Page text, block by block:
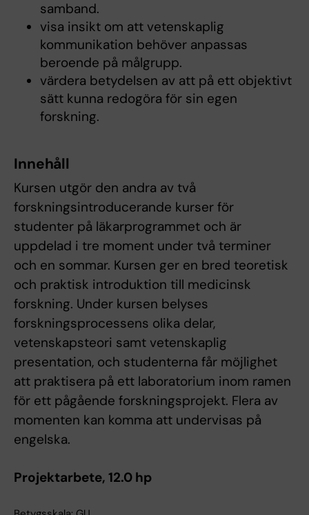
samband.
visa insikt om att vetenskaplig
kommunikation behöver anpassas
beroende på målgrupp.
värdera betydelsen av att på ett objektivt
sätt kunna redogöra för sin egen
forskning.
Innehåll
Kursen utgör den andra av två
forskningsintroducerande kurser för
studenter på läkarprogrammet och är
uppdelad i tre moment under två terminer
och en sommar. Kursen ger en bred teoretisk
och praktisk introduktion till medicinsk
forskning. Under kursen belyses
forskningsprocessens olika delar,
vetenskapsteori samt vetenskaplig
presentation, och studenterna får möjlighet
att praktisera på ett laboratorium inom ramen
för ett pågående forskningsprojekt. Flera av
momenten kan komma att undervisas på
engelska.
Projektarbete, 12.0 hp